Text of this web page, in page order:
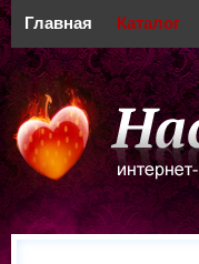
Главная Каталог